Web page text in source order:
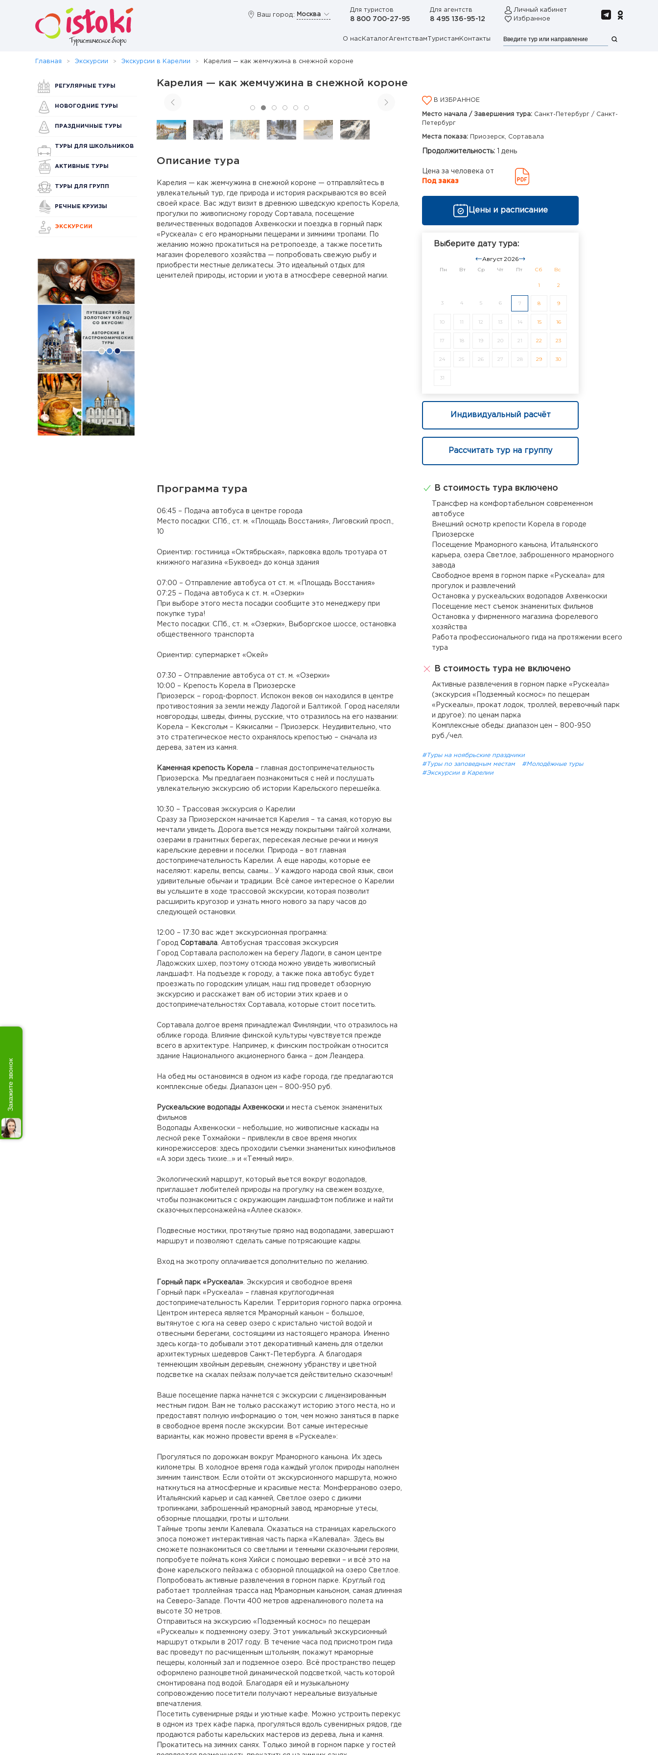
Ваш город: Москва
Для туристов
8 800 700-27-95
Для агентств
8 495 136-95-12
Личный кабинет
Избранное
О нас КаталогАгентствам Туристам Контакты
Главная Экскурсии Экскурсии в Карелии Карелия — как жемчужина в снежной короне
Карелия — как жемчужина в снежной короне
Описание тура
Карелия — как жемчужина в снежной короне — отправляйтесь в
увлекательный тур, где природа и история раскрываются во всей
своей красе. Вас ждут визит в древнюю шведскую крепость Корела,
прогулки по живописному городу Сортавала, посещение
величественных водопадов Ахвенкоски и поездка в горный парк
«Рускеала» с его мраморными пещерами и зимними тропами. По
желанию можно прокатиться на ретропоезде, а также посетить
магазин форелевого хозяйства — попробовать свежую рыбу и
приобрести местные деликатесы. Это идеальный отдых для
ценителей природы, истории и уюта в атмосфере северной магии.
В ИЗБРАННОЕ
Место начала / Завершения тура: Санкт-Петербург / Санкт-
Петербург
Места показа: Приозерск, Сортавала
Продолжительность: 1 день
Цена за человека от
Под заказ
Цены и расписание
Выберите дату тура:
Август 2026
Пн Вт Ср Чт Пт Сб Вс
1 2
3 4 5 6 7 8 9
10 11 12 13 14 15 16
17 18 19 20 21 22 23
24 25 26 27 28 29 30
31
Индивидуальный расчёт
Рассчитать тур на группу
Программа тура
06:45 – Подача автобуса в центре города
Место посадки: СПб., ст. м. «Площадь Восстания», Лиговский просп.,
10
Ориентир: гостиница «Октябрьская», парковка вдоль тротуара от
книжного магазина «Буквоед» до конца здания
07:00 – Отправление автобуса от ст. м. «Площадь Восстания»
07:25 – Подача автобуса к ст. м. «Озерки»
При выборе этого места посадки сообщите это менеджеру при
покупке тура!
Место посадки: СПб., ст. м. «Озерки», Выборгское шоссе, остановка
общественного транспорта
Ориентир: супермаркет «Окей»
07:30 – Отправление автобуса от ст. м. «Озерки»
10:00 – Крепость Корела в Приозерске
Приозерск – город-форпост. Испокон веков он находился в центре
противостояния за земли между Ладогой и Балтикой. Город населяли
новгородцы, шведы, финны, русские, что отразилось на его названии:
Корела – Кексгольм – Кякисалми – Приозерск. Неудивительно, что
это стратегическое место охранялось крепостью – сначала из
дерева, затем из камня.
Каменная крепость Корела – главная достопримечательность
Приозерска. Мы предлагаем познакомиться с ней и послушать
увлекательную экскурсию об истории Карельского перешейка.
10:30 – Трассовая экскурсия о Карелии
Сразу за Приозерском начинается Карелия – та самая, которую вы
мечтали увидеть. Дорога вьется между покрытыми тайгой холмами,
озерами в гранитных берегах, пересекая лесные речки и минуя
карельские деревни и поселки. Природа – вот главная
достопримечательность Карелии. А еще народы, которые ее
населяют: карелы, вепсы, саамы… У каждого народа свой язык, свои
удивительные обычаи и традиции. Всё самое интересное о Карелии
вы услышите в ходе трассовой экскурсии, которая позволит
расширить кругозор и узнать много нового за пару часов до
следующей остановки.
12:00 – 17:30 вас ждет экскурсионная программа:
Город Сортавала . Автобусная трассовая экскурсия
Город Сортавала расположен на берегу Ладоги, в самом центре
Ладожских шхер, поэтому отсюда можно увидеть живописный
ландшафт. На подъезде к городу, а также пока автобус будет
проезжать по городским улицам, наш гид проведет обзорную
экскурсию и расскажет вам об истории этих краев и о
достопримечательностях Сортавала, которые стоит посетить.
Сортавала долгое время принадлежал Финляндии, что отразилось на
облике города. Влияние финской культуры чувствуется прежде
всего в архитектуре. Например, к финским постройкам относится
здание Национального акционерного банка – дом Леандера.
На обед мы остановимся в одном из кафе города, где предлагаются
комплексные обеды. Диапазон цен – 800-950 руб.
Рускеальские водопады Ахвенкоски и места съемок знаменитых
фильмов
Водопады Ахвенкоски – небольшие, но живописные каскады на
лесной реке Тохмайоки – привлекли в свое время многих
кинорежиссеров: здесь проходили съемки знаменитых кинофильмов
«А зори здесь тихие…» и «Темный мир».
Экологический маршрут, который вьется вокруг водопадов,
приглашает любителей природы на прогулку на свежем воздухе,
чтобы познакомиться с окружающим ландшафтом поближе и найти
сказочных персонажей на «Аллее сказок».
Подвесные мостики, протянутые прямо над водопадами, завершают
маршрут и позволяют сделать самые потрясающие кадры.
Вход на экотропу оплачивается дополнительно по желанию.
Горный парк «Рускеала» . Экскурсия и свободное время
Горный парк «Рускеала» – главная круглогодичная
достопримечательность Карелии. Территория горного парка огромна.
Центром интереса является Мраморный каньон – большое,
вытянутое с юга на север озеро с кристально чистой водой и
отвесными берегами, состоящими из настоящего мрамора. Именно
здесь когда-то добывали этот декоративный камень для отделки
архитектурных шедевров Санкт-Петербурга. А благодаря
темнеющим хвойным деревьям, снежному убранству и цветной
подсветке на скалах пейзаж получается действительно сказочным!
Ваше посещение парка начнется с экскурсии с лицензированным
местным гидом. Вам не только расскажут историю этого места, но и
предоставят полную информацию о том, чем можно заняться в парке
в свободное время после экскурсии. Вот самые интересные
варианты, как можно провести время в «Рускеале»:
Прогуляться по дорожкам вокруг Мраморного каньона. Их здесь
километры. В холодное время года каждый уголок природы наполнен
зимним таинством. Если отойти от экскурсионного маршрута, можно
наткнуться на атмосферные и красивые места: Монферраново озеро,
Итальянский карьер и сад камней, Светлое озеро с дикими
тропинками, заброшенный мраморный завод, мраморные утесы,
обзорные площадки, гроты и штольни.
Тайные тропы земли Калевала. Оказаться на страницах карельского
эпоса поможет интерактивная часть парка «Калевала». Здесь вы
сможете познакомиться со светлыми и темными сказочными героями,
попробуете поймать коня Хийси с помощью веревки – и всё это на
фоне карельского пейзажа с обзорной площадкой на озеро Светлое.
Попробовать активные развлечения в горном парке. Круглый год
работает троллейная трасса над Мраморным каньоном, самая длинная
на Северо-Западе. Почти 400 метров адреналинового полета на
высоте 30 метров.
Отправиться на экскурсию «Подземный космос» по пещерам
«Рускеалы» к подземному озеру. Этот уникальный экскурсионный
маршрут открыли в 2017 году. В течение часа под присмотром гида
вас проведут по расчищенным штольням, покажут мраморные
пещеры, колонный зал и подземное озеро. Всё пространство пещер
оформлено разноцветной динамической подсветкой, часть которой
смонтирована под водой. Благодаря ей и музыкальному
сопровождению посетители получают нереальные визуальные
впечатления.
Посетить сувенирные ряды и уютные кафе. Можно устроить перекус
в одном из трех кафе парка, прогуляться вдоль сувенирных рядов, где
продаются работы карельских мастеров из дерева, льна и камня.
Прокатитесь на зимних санях. Только зимой в горном парке у гостей
В стоимость тура включено
Трансфер на комфортабельном современном
автобусе
Внешний осмотр крепости Корела в городе
Приозерске
Посещение Мраморного каньона, Итальянского
карьера, озера Светлое, заброшенного мраморного
завода
Свободное время в горном парке «Рускеала» для
прогулок и развлечений
Остановка у рускеальских водопадов Ахвенкоски
Посещение мест съемок знаменитых фильмов
Остановка у фирменного магазина форелевого
хозяйства
Работа профессионального гида на протяжении всего
тура
В стоимость тура не включено
Активные развлечения в горном парке «Рускеала»
(экскурсия «Подземный космос» по пещерам
«Рускеалы», прокат лодок, троллей, веревочный парк
и другое): по ценам парка
Комплексные обеды: диапазон цен – 800-950
руб./чел.
#Туры на ноябрьские праздники
#Туры по заповедным местам
#Молодёжные туры
#Экскурсии в Карелии
РЕГУЛЯРНЫЕ ТУРЫ
НОВОГОДНИЕ ТУРЫ
ПРАЗДНИЧНЫЕ ТУРЫ
ТУРЫ ДЛЯ ШКОЛЬНИКОВ
АКТИВНЫЕ ТУРЫ
ТУРЫ ДЛЯ ГРУПП
РЕЧНЫЕ КРУИЗЫ
ЭКСКУРСИИ
Закажите звонок